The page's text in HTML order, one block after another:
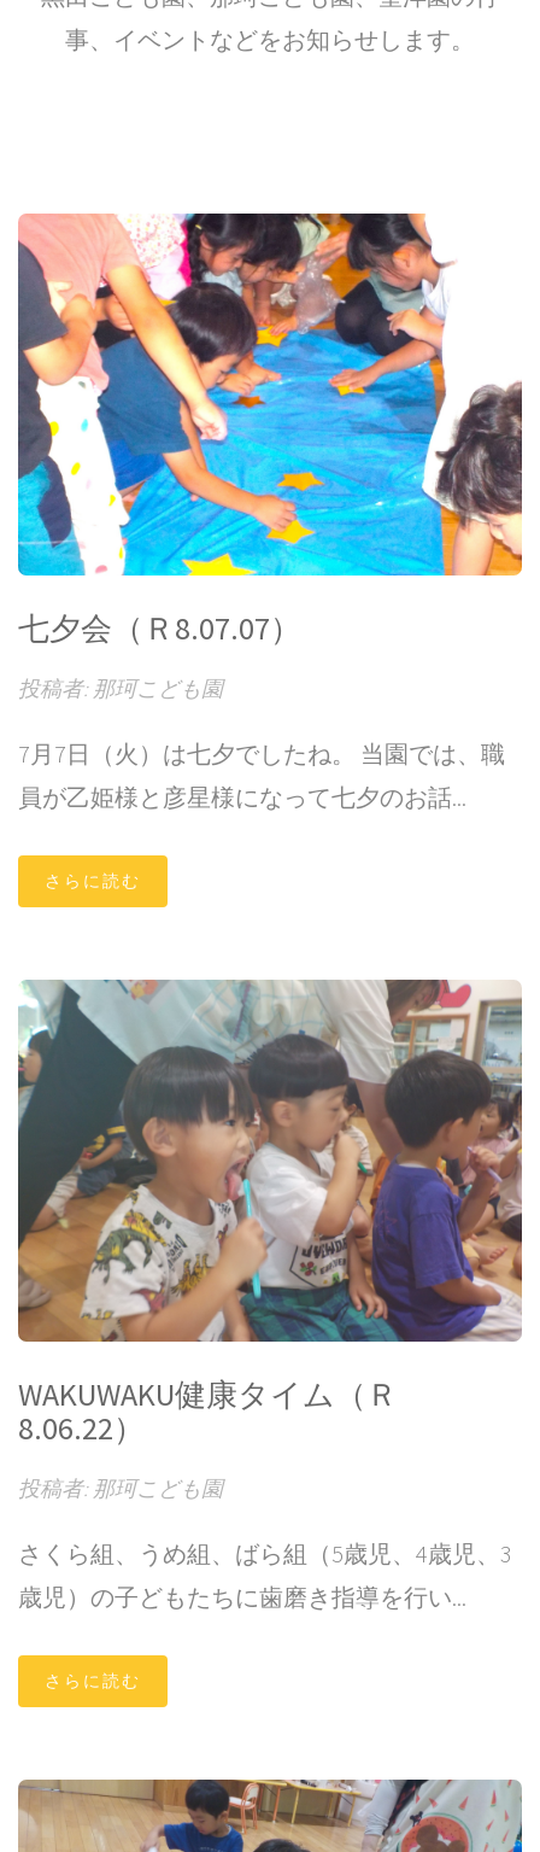
事、イベントなどをお知らせします。
七夕会（Ｒ8.07.07）
投稿者: 那珂こども園
7月7日（火）は七夕でしたね。 当園では、職
員が乙姫様と彦星様になって七夕のお話...
さらに読む
WAKUWAKU健康タイム（Ｒ
8.06.22）
投稿者: 那珂こども園
さくら組、うめ組、ばら組（5歳児、4歳児、3
歳児）の子どもたちに歯磨き指導を行い...
さらに読む